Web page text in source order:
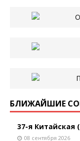
БЛИЖАЙШИЕ
37-я Китайская
08 сентября 2026